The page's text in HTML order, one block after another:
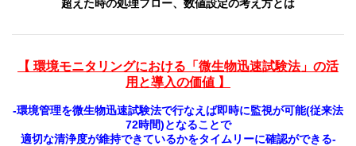
超えた時の処理フロー、数値設定の考え方とは
【 環境モニタリングにおける「微生物迅速試験法」の活
用と導入の価値 】
-環境管理を微生物迅速試験法で行なえば即時に監視が可能(従来法
72時間)となることで
適切な清浄度が維持できているかをタイムリーに確認ができる-